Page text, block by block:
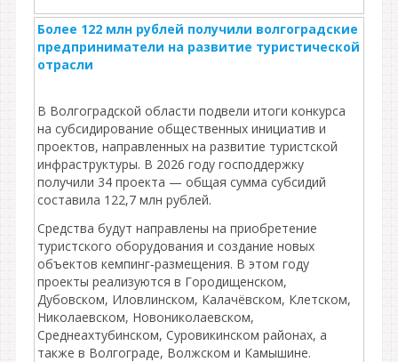
Более 122 млн рублей получили волгоградские
предприниматели на развитие туристической
отрасли
В Волгоградской области подвели итоги конкурса
на субсидирование общественных инициатив и
проектов, направленных на развитие туристской
инфраструктуры. В 2026 году господдержку
получили 34 проекта — общая сумма субсидий
составила 122,7 млн рублей.
Средства будут направлены на приобретение
туристского оборудования и создание новых
объектов кемпинг‑размещения. В этом году
проекты реализуются в Городищенском,
Дубовском, Иловлинском, Калачёвском, Клетском,
Николаевском, Новониколаевском,
Среднеахтубинском, Суровикинском районах, а
также в Волгограде, Волжском и Камышине.